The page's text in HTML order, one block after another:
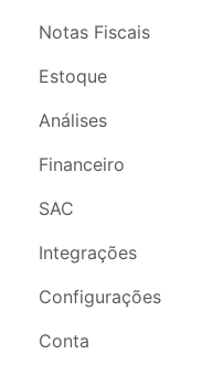
Estoque
Análises
SAC
Compras
Configurações
Segurança da Conta
Webinars
Controle de Estoque
SAC
Análises
Financeiro
Comprar
Armazém 3PL
Logística 3PL
Configurações
Notas Fiscais
Estoque
Análises
Financeiro
SAC
Integrações
Configurações
Conta